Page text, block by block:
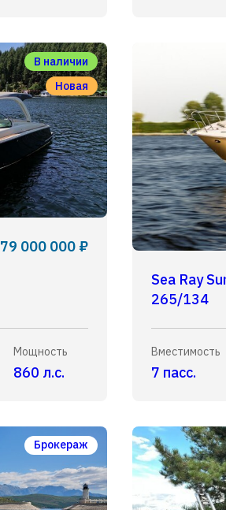
В наличии
Новая
79 000 000 ₽
Мощность
860 л.с.
Sea Ray
265/134
Вместимость
7 пасс.
Брокераж